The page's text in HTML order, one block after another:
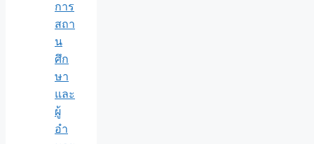
การ
สถา
น
ศึก
ษา
และ
ผู้
อำ